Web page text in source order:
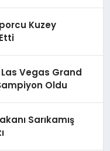
Kuzey
Vegas Grand
Oldu
Sarıkamış